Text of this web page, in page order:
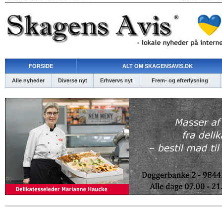
FORSIDE ALT OM SKAGENSAVIS.DK
Alle nyheder Diverse nyt Erhvervs nyt Frem- og efterlysning